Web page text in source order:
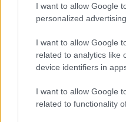
I want to allow Google
personalized advertising.
I want to allow Google
related to analytics like
device identifiers in
I want to allow Google
related to functionality
Voormalig FBI-agent Patrick